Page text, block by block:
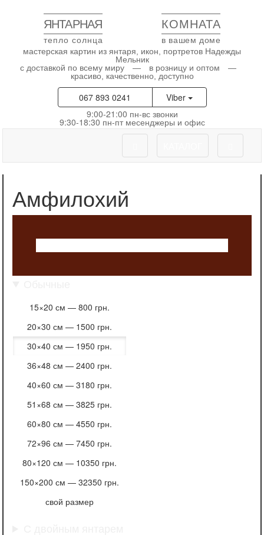
ЯНТАРНАЯ КОМНАТА
тепло солнца в вашем доме
мастерская картин из янтаря, икон, портретов Надежды
Мельник
с доставкой по всему миру — в розницу и оптом —
красиво, качественно, доступно
067 893 0241
Viber
9:00-21:00 пн-вс звонки
9:30-18:30 пн-пт месенджеры и офис
Амфилохий
15×20 см — 800 грн.
20×30 см — 1500 грн.
30×40 см — 1950 грн.
36×48 см — 2400 грн.
40×60 см — 3180 грн.
51×68 см — 3825 грн.
60×80 см — 4550 грн.
72×96 см — 7450 грн.
80×120 см — 10350 грн.
150×200 см — 32350 грн.
свой размер